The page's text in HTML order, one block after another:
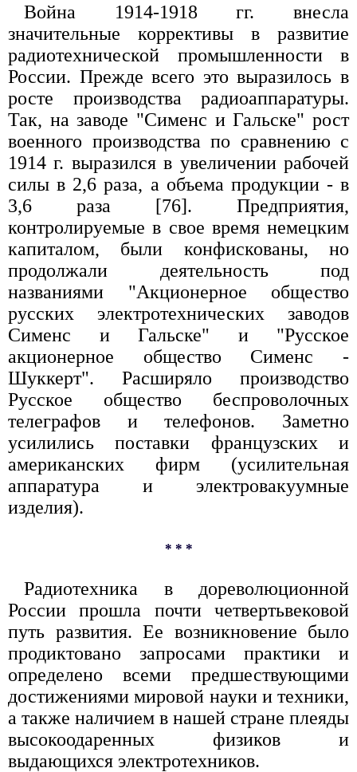
Война 1914-1918 гг. внесла
значительные коррективы в развитие
радиотехнической промышленности в
России. Прежде всего это выразилось в
росте производства радиоаппаратуры.
Так, на заводе "Сименс и Гальске" рост
военного производства по сравнению с
1914 г. выразился в увеличении рабочей
силы в 2,6 раза, а объема продукции - в
3,6 раза [76]. Предприятия,
контролируемые в свое время немецким
капиталом, были конфискованы, но
продолжали деятельность под
названиями "Акционерное общество
русских электротехнических заводов
Сименс и Гальске" и "Русское
акционерное общество Сименс -
Шуккерт". Расширяло производство
Русское общество беспроволочных
телеграфов и телефонов. Заметно
усилились поставки французских и
американских фирм (усилительная
аппаратура и электровакуумные
изделия).
* * *
Радиотехника в дореволюционной
России прошла почти четвертьвековой
путь развития. Ее возникновение было
продиктовано запросами практики и
определено всеми предшествующими
достижениями мировой науки и техники,
а также наличием в нашей стране плеяды
высокоодаренных физиков и
выдающихся электротехников.